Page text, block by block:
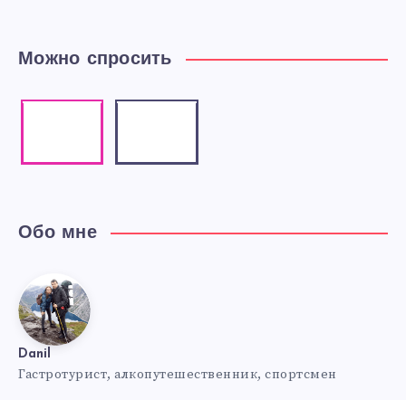
Можно спросить
Обо мне
Danil
Danil
Гастротурист, алкопутешественник, спортсмен